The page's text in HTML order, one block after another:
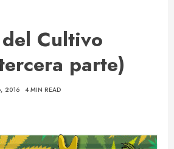
Cultivo
parte)
2016 4 MIN READ